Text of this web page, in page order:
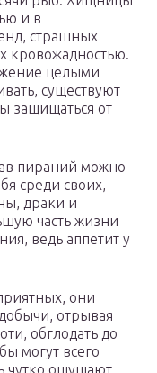
и в
страшных
кровожадностью.
целыми
существуют
защищаться от
пираний можно
среди своих,
драки и
часть жизни
ведь аппетит у
они
отрывая
обглодать до
могут всего
чутко ощущают